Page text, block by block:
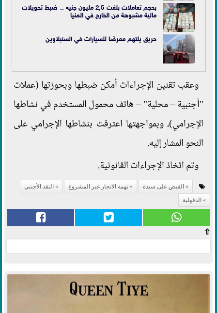
بحجم تعاملات بلغت 2,5 مليون جنيه .. ضبط تحويلات
مالية مشبوهة من الخارج في المنيا
حريق يلتهم معرضًا للسيارات في السنبلاوين
وعقب تقنين الإجراءات أمكن ضبطها وبحوزتها (عملات
"أجنبية – محلية" – هاتف محمول المستخدم في نشاطها
الإجرامي)، وبمواجهتها اعترفت بنشاطها الإجرامي على
النحو المشار إليه.
وتم اتخاذ الإجراءات القانونية.
القبض على سيدة تهمة الاتجار غير المشروع
النقد الأجنبي
الدقهلية
⇧